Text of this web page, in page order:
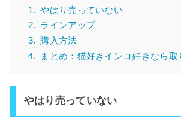
1. やはり売っていない
2. ラインアップ
3. 購入方法
4.
まとめ：猫好きインコ好きなら取
やはり売っていない